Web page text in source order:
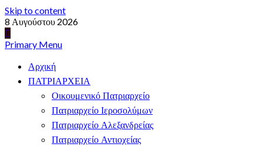
Skip to content
8 Αυγούστου 2026
Primary Menu
Αρχική
ΠΑΤΡΙΑΡΧΕΙΑ
Οικουμενικό Πατριαρχείο
Πατριαρχείο Ιεροσολύμων
Πατριαρχείο Αλεξανδρείας
Πατριαρχείο Αντιοχείας